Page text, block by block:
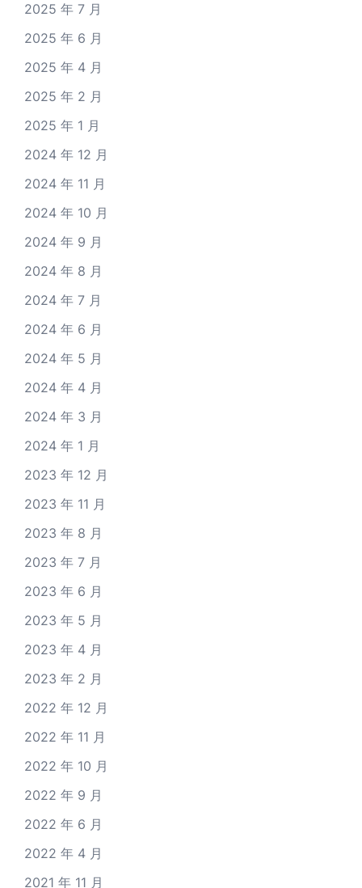
2025 年 7 月
2025 年 6 月
2025 年 4 月
2025 年 2 月
2025 年 1 月
2024 年 12 月
2024 年 11 月
2024 年 10 月
2024 年 9 月
2024 年 8 月
2024 年 7 月
2024 年 6 月
2024 年 5 月
2024 年 4 月
2024 年 3 月
2024 年 1 月
2023 年 12 月
2023 年 11 月
2023 年 8 月
2023 年 7 月
2023 年 6 月
2023 年 5 月
2023 年 4 月
2023 年 2 月
2022 年 12 月
2022 年 11 月
2022 年 10 月
2022 年 9 月
2022 年 6 月
2022 年 4 月
2021 年 11 月